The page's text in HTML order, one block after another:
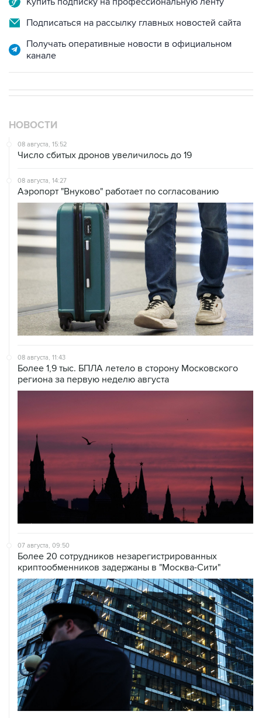
Подписаться на рассылку главных новостей сайта
Получать оперативные новости в официальном
канале
НОВОСТИ
08 августа, 15:52
Число сбитых дронов увеличилось до 19
08 августа, 14:27
Аэропорт "Внуково" работает по согласованию
08 августа, 11:43
Более 1,9 тыс. БПЛА летело в сторону Московского
региона за первую неделю августа
07 августа, 09:50
Более 20 сотрудников незарегистрированных
криптообменников задержаны в "Москва-Сити"